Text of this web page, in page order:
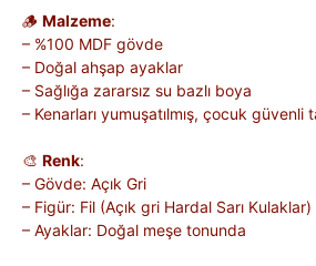
🪵 Malzeme:
– %100 MDF gövde
– Doğal ahşap ayaklar
– Sağlığa zararsız su bazlı boya
– Kenarları yumuşatılmış, çocuk güvenli
🎨 Renk:
– Gövde: Açık Gri
– Figür: Fil (Açık gri Hardal Sarı Kulaklar)
– Ayaklar: Doğal meşe tonunda